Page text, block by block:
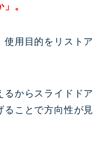
。
使用目的をリストア
るからスライドドア
ることで方向性が見